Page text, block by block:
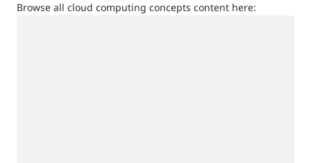
Browse all cloud computing concepts content here: